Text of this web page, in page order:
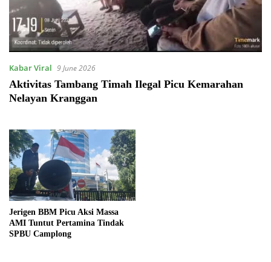
Kabar Viral 9 June 2026
Aktivitas Tambang Timah Ilegal Picu Kemarahan
Nelayan Kranggan
Jerigen BBM Picu Aksi Massa
AMI Tuntut Pertamina Tindak
SPBU Camplong